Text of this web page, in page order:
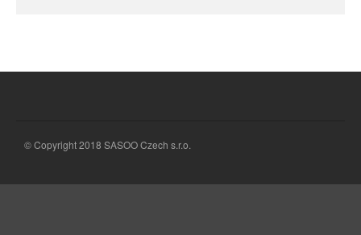
© Copyright 2018 SASOO Czech s.r.o.